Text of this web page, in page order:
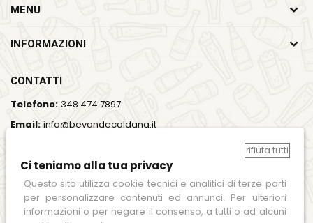
CONTATTI
Telefono: 348 474 7897
Email: info@bevandecaldana.it
Viale del Lavoro, 35, 37064 Povegliano Veronese
Orari:
Lun - Ven / 7:00 - 18:00
MENU
INFORMAZIONI
SEGUICI SUI SOCIAL
rifiuta tutti
Ci teniamo alla tua privacy
Questo sito utilizza cookie tecnici e analitici di terze parti
per personalizzare contenuti ed annunci. Per ulteriori
informazioni o per negare il consenso, a tutti o ad alcuni